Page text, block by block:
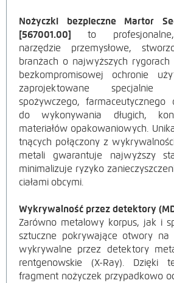
OPIS
PRODUKTU
Nożyczki bezpieczne Martor
[567001.00] to profesjonalne,
narzędzie przemysłowe,
branżach o najwyższych rygorach
bezkompromisowej ochronie
zaprojektowane specjalnie
spożywczego, farmaceutycznego
do wykonywania długich,
materiałów opakowaniowych.
tnących połączony z
metali gwarantuje najwyższy
minimalizuje ryzyko
ciałami obcymi.
Wykrywalność przez detektory
Zarówno metalowy korpus, jak i
sztuczne pokrywające otwory na
wykrywalne przez detektory
rentgenowskie (X-Ray). Dzięki
fragment nożyczek przypadkowo